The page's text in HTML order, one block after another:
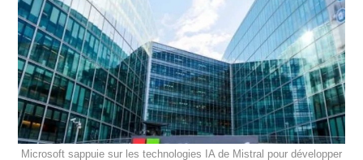
Microsoft sappuie sur les technologies IA de Mistral pour développer